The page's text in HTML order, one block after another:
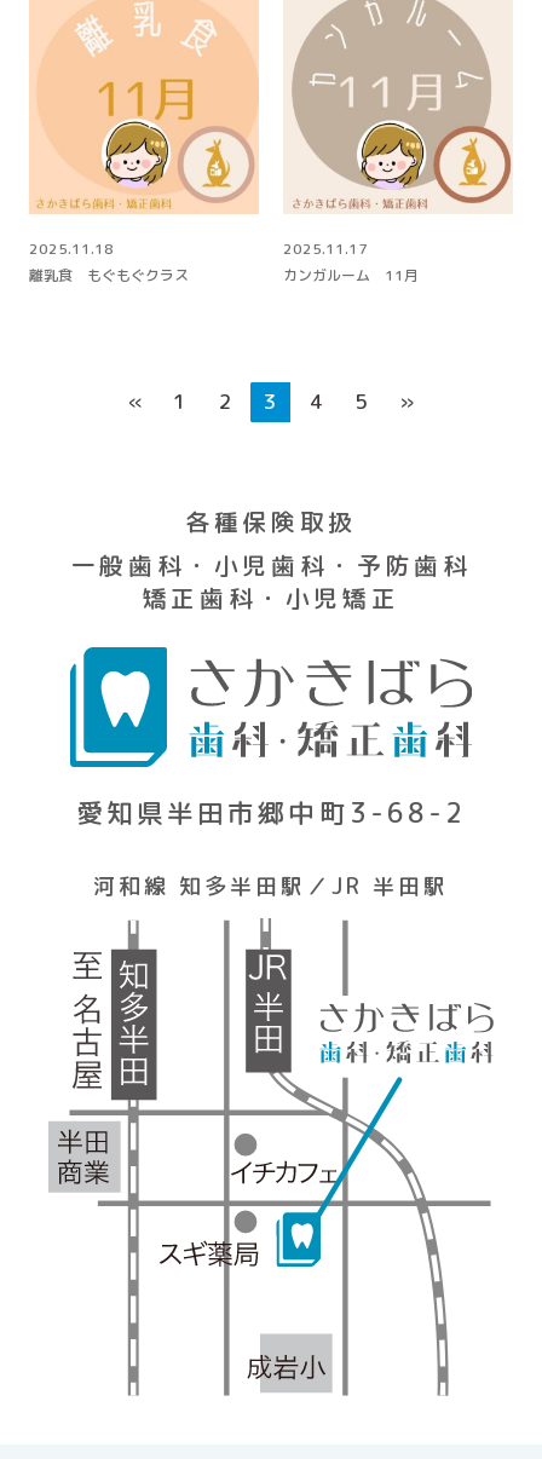
2025.11.18
離乳食 もぐもぐクラス
2025.11.17
カンガルーム 11月
« 1 2 3 4 5 »
各種保険取扱
一般歯科・小児歯科・予防歯科
矯正歯科・小児矯正
愛知県半田市郷中町3-68-2
河和線 知多半田駅／JR 半田駅